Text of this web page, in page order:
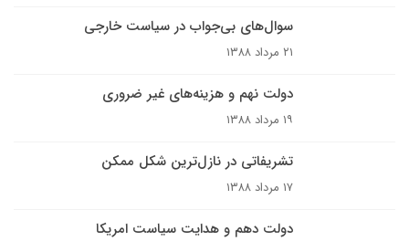
سوال‌هاى بى‌جواب در سياست خارجى
۲۱ مرداد ۱۳۸۸
دولت نهم و هزینه‌های غیر ضروری
۱۹ مرداد ۱۳۸۸
تشریفاتی در نازل‌ترین شکل ممکن
۱۷ مرداد ۱۳۸۸
دولت دهم و هدایت سیاست امریکا